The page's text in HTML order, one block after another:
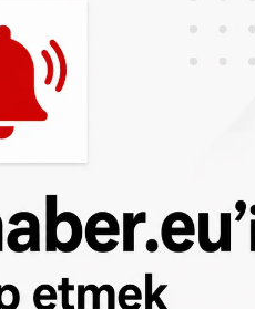
doğrudan
dışlamıyor.
amaçlı olarak
aksine
çalışıldığını ifade
ve faydalı şekilde